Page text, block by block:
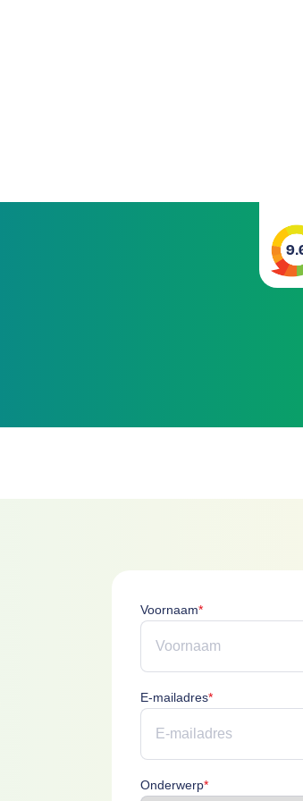
Voornaam*Voornaam is
E-mailadres*E-mailadres is
Onderwerp*Onderwerp is